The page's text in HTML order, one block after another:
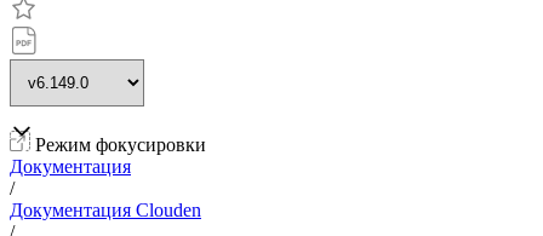
Режим фокусировки
Документация
/
Документация Clouden
/